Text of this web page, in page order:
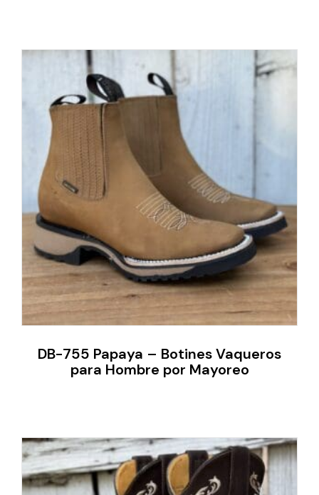
DB-755 Papaya – Botines Vaqueros
para Hombre por Mayoreo